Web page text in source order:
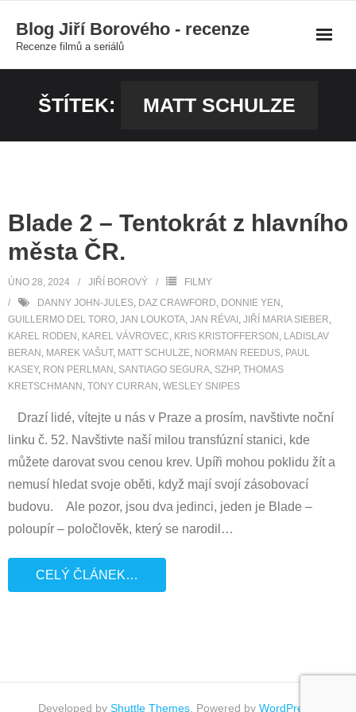
content
Blog Jiří Borového - recenze
Recenze filmů a seriálů
ŠTÍTEK: MATT SCHULZE
Blade 2 – Tentokrát z hlavního
města ČR.
ÚNO 28, 2024 JIŘÍ BOROVÝ
FILMY
DANNY JOHN-JULES, DAZ CRAWFORD, DONNIE YEN ,
GUILLERMO DEL TORO, JAN LOUKOTA, JAN RÉVAI , JIŘÍ MARIA SIEBER,
KAREL RODEN , KAREL VÁVROVEC, KRIS KRISTOFFERSON , LADISLAV
BERAN , MAREK VAŠUT, MATT SCHULZE, NORMAN REEDUS, PAUL
KASEY, RON PERLMAN , SANTIAGO SEGURA, SZHP, THOMAS
KRETSCHMANN , TONY CURRAN , WESLEY SNIPES
Drazí lidé, vítejte u nás v Praze a prosím, navštivte noční
linku č. 52. Navštivte naší milou transfúzní stanici, kde
můžete darovat svou cenou krev. Upíři mohou poklidu žít a
nemusí hledat svoje oběti, když mají svojí zásobovací
budovu. Ale pozor, jsou dva jedinci, jeden je Blade –
poloupír – poločlověk, který se narodil …
CELÝ ČLÁNEK…
Developed by Shuttle Themes . Powered by WordPress